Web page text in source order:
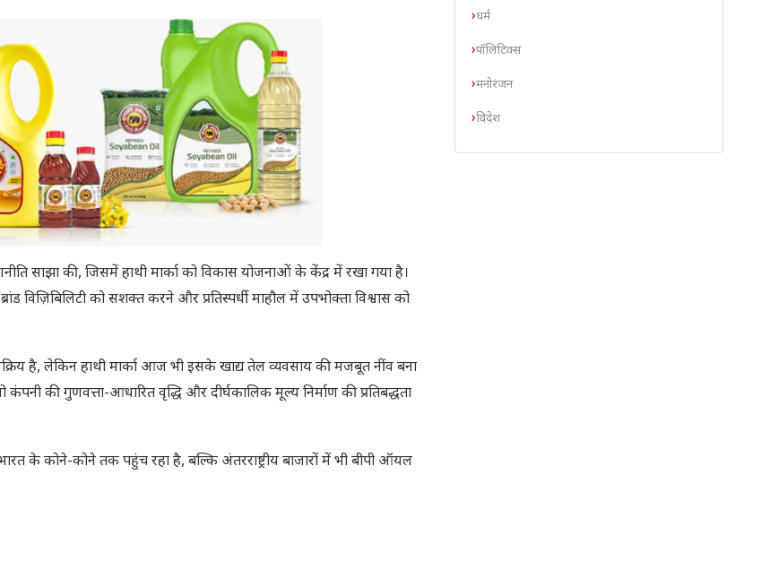
साझा की, जिसमें हाथी मार्का को विकास योजनाओं के केंद्र में रखा गया है।
को सशक्त करने और प्रतिस्पर्धी माहौल में उपभोक्ता विश्वास को
है, लेकिन हाथी मार्का आज भी इसके खाद्य तेल व्यवसाय की मजबूत नींव बना
की गुणवत्ता-आधारित वृद्धि और दीर्घकालिक मूल्य निर्माण की प्रतिबद्धता
के कोने-कोने तक पहुंच रहा है, बल्कि अंतरराष्ट्रीय बाजारों में भी बीपी ऑयल
धर्म
पॉलिटिक्स
मनोरंजन
विदेश